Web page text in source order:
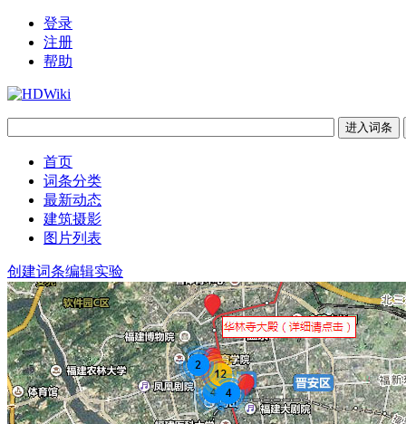
登录
注册
帮助
首页
词条分类
最新动态
建筑摄影
图片列表
创建词条编辑实验